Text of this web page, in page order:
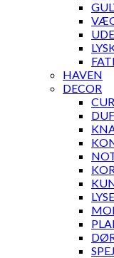
HAVEN
DECOR